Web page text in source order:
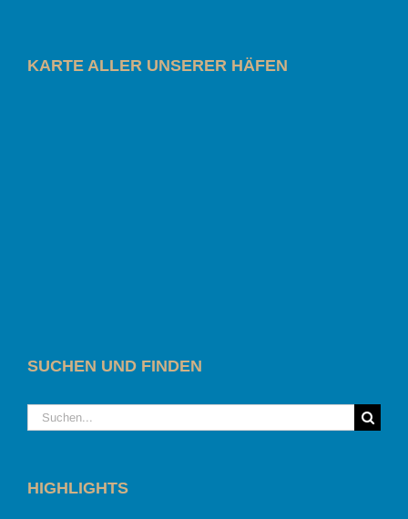
KARTE ALLER UNSERER HÄFEN
SUCHEN UND FINDEN
Suche
nach:
HIGHLIGHTS